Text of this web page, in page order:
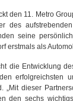
den 11. Metro
des
seine
erstmals als
die Entwicklung
erfolgreichsten
„Mit dieser
den sechs